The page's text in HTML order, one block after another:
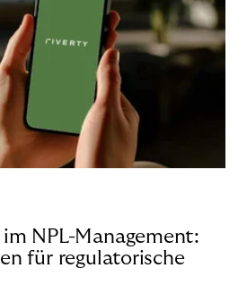
NPL-Management:
für regulatorische